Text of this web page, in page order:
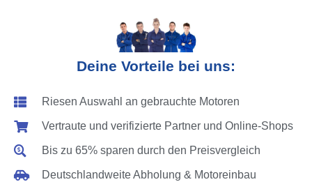
Deine Vorteile bei uns:
Riesen Auswahl an gebrauchte Motoren
Vertraute und verifizierte Partner und Online-Shops
Bis zu 65% sparen durch den Preisvergleich
Deutschlandweite Abholung & Motoreinbau